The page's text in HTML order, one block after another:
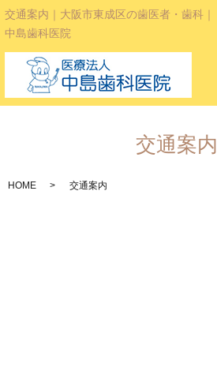
交通案内｜大阪市東成区の歯医者・歯科｜
中島歯科医院
交通案内
HOME 交通案内